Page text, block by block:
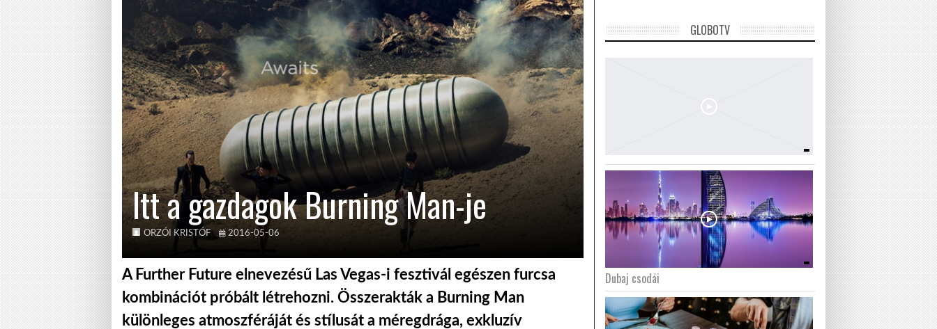
Itt a gazdagok Burning Man-je
ORZÓI KRISTÓF 2016-05-06
A Further Future elnevezésű Las Vegas-i fesztivál egészen furcsa
kombinációt próbált létrehozni. Összerakták a Burning Man
különleges atmoszféráját és stílusát a méregdrága, exkluzív
GLOBOTV
Dubaj csodái